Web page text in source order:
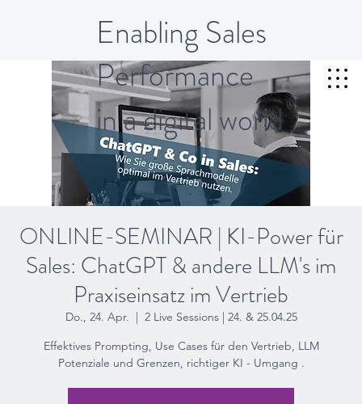
Enabling Sales
Performance
in a digital world
ONLINE-SEMINAR | KI-Power für
Sales: ChatGPT & andere LLM's im
Praxiseinsatz im Vertrieb
Do., 24. Apr.
  |
2 Live Sessions | 24. & 25.04.25
Effektives Prompting, Use Cases für den Vertrieb, LLM
Potenziale und Grenzen, richtiger KI - Umgang .